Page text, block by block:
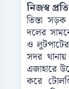
নিজস্ব
তিস্তা
দলের
ও
সদর
এজাহারে
করে